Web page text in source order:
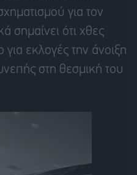
για τον
σημαίνει ότι χθες
εκλογές την άνοιξη
στη θεσμική του